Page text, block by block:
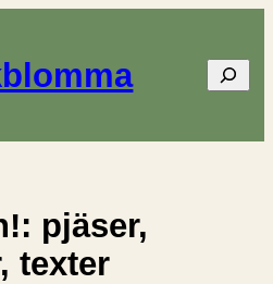
Sök
pjäser,
texter